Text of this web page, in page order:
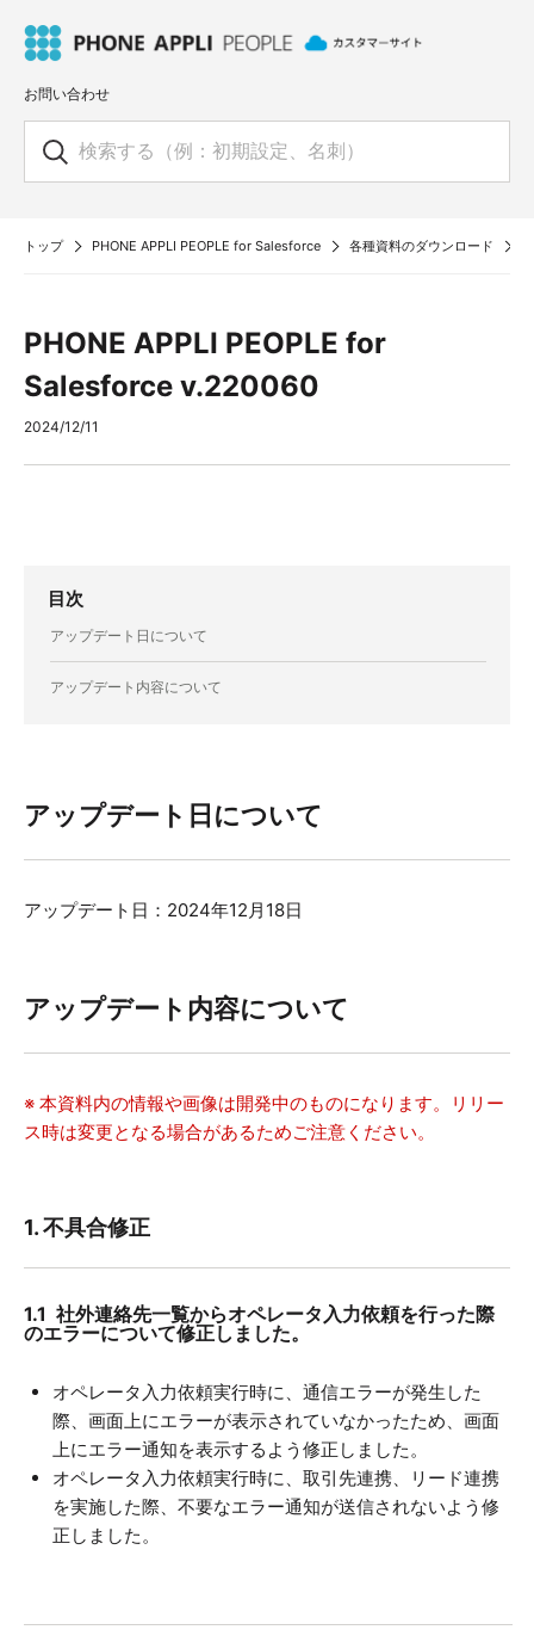
お問い合わせ
トップ PHONE APPLI PEOPLE for Salesforce 各種資料のダウンロード
PHONE APPLI PEOPLE for
Salesforce v.220060
2024/12/11
目次
アップデート日について
アップデート内容について
アップデート日について
アップデート日：2024年12月18日
アップデート内容について
※ 本資料内の情報や画像は開発中のものになります。リリー
ス時は変更となる場合があるためご注意ください。
1. 不具合修正
1.1 社外連絡先一覧からオペレータ入力依頼を行った際
のエラーについて修正しました。
オペレータ入力依頼実行時に、通信エラーが発生した
際、画面上にエラーが表示されていなかったため、画面
上にエラー通知を表示するよう修正しました。
オペレータ入力依頼実行時に、取引先連携、リード連携
を実施した際、不要なエラー通知が送信されないよう修
正しました。